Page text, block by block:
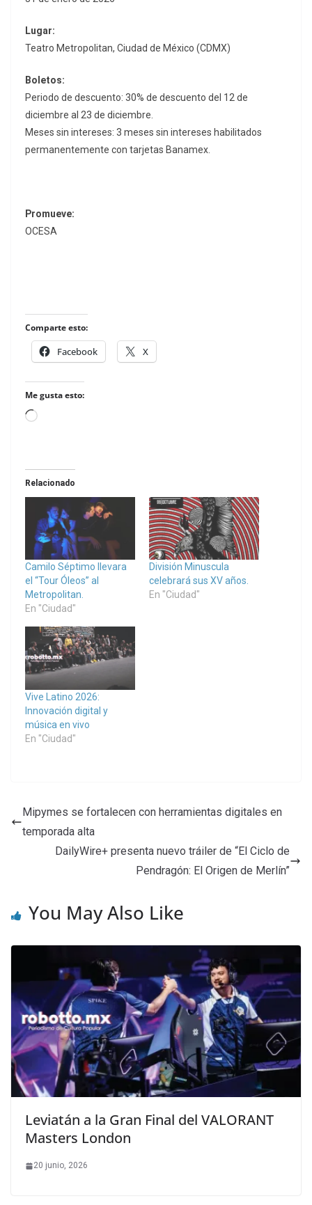
Lugar:
Teatro Metropolitan, Ciudad de México (CDMX)
Boletos:
Periodo de descuento: 30% de descuento del 12 de
diciembre al 23 de diciembre.
Meses sin intereses: 3 meses sin intereses habilitados
permanentemente con tarjetas Banamex.
Promueve:
OCESA
Comparte esto:
Facebook X
Me gusta esto:
Loading…
Relacionado
Camilo Séptimo llevara
el “Tour Óleos” al
Metropolitan.
En "Ciudad"
División Minuscula
celebrará sus XV años.
En "Ciudad"
Vive Latino 2026:
Innovación digital y
música en vivo
En "Ciudad"
Mipymes se fortalecen con herramientas digitales en
temporada alta
DailyWire+ presenta nuevo tráiler de “El Ciclo de
Pendragón: El Origen de Merlín”
You May Also Like
Leviatán a la Gran Final del VALORANT
Masters London
20 junio, 2026